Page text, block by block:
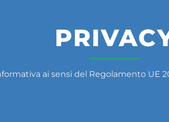
ai sensi del Regolamento UE